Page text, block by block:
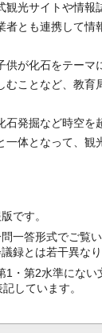
観光サイトや情報
者とも連携して情
供が化石をテーマ
むことなど、教育
石発掘など時空を
一体となって、観
です。
一答形式でご覧
録とは若干異なり
1・第2水準にない
しています。